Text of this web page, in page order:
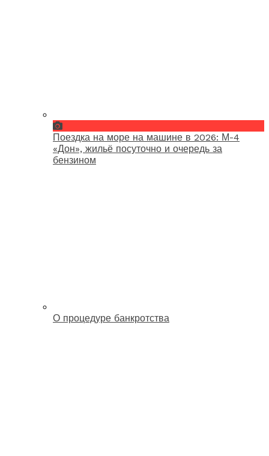
Поездка на море на машине в 2026: М-4
«Дон», жильё посуточно и очередь за
бензином
О процедуре банкротства